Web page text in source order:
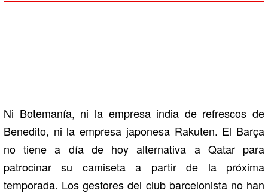
Ni Botemanía, ni la empresa india de refrescos de
Benedito, ni la empresa japonesa Rakuten. El Barça
no tiene a día de hoy alternativa a Qatar para
patrocinar su camiseta a partir de la próxima
temporada. Los gestores del club barcelonista no han